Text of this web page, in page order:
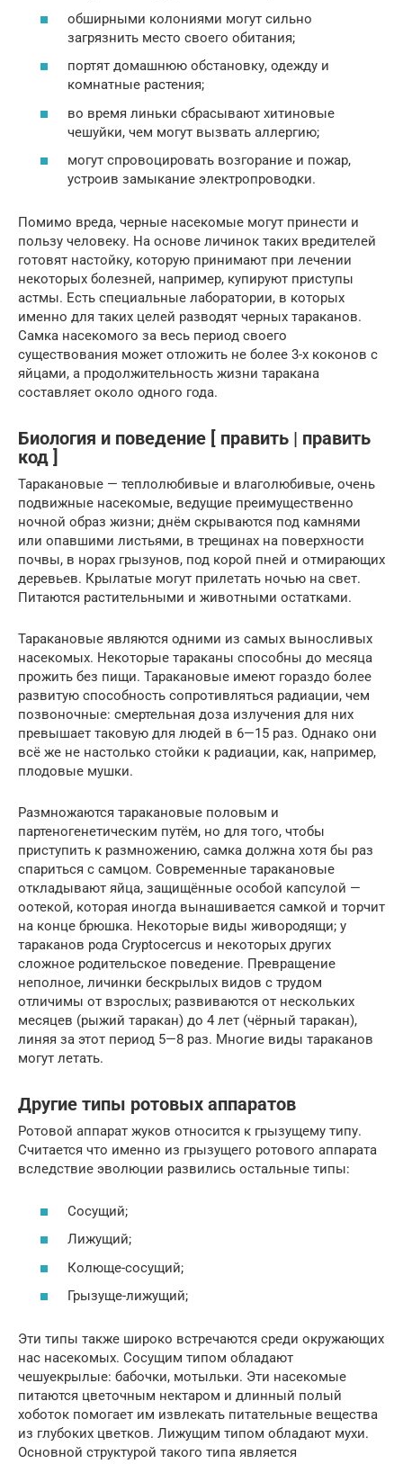
обширными колониями могут сильно
загрязнить место своего обитания;
портят домашнюю обстановку, одежду и
комнатные растения;
во время линьки сбрасывают хитиновые
чешуйки, чем могут вызвать аллергию;
могут спровоцировать возгорание и пожар,
устроив замыкание электропроводки.
Помимо вреда, черные насекомые могут принести и
пользу человеку. На основе личинок таких вредителей
готовят настойку, которую принимают при лечении
некоторых болезней, например, купируют приступы
астмы. Есть специальные лаборатории, в которых
именно для таких целей разводят черных тараканов.
Самка насекомого за весь период своего
существования может отложить не более 3-х коконов с
яйцами, а продолжительность жизни таракана
составляет около одного года.
Биология и поведение [ править | править
код ]
Таракановые — теплолюбивые и влаголюбивые, очень
подвижные насекомые, ведущие преимущественно
ночной образ жизни; днём скрываются под камнями
или опавшими листьями, в трещинах на поверхности
почвы, в норах грызунов, под корой пней и отмирающих
деревьев. Крылатые могут прилетать ночью на свет.
Питаются растительными и животными остатками.
Таракановые являются одними из самых выносливых
насекомых. Некоторые тараканы способны до месяца
прожить без пищи. Таракановые имеют гораздо более
развитую способность сопротивляться радиации, чем
позвоночные: смертельная доза излучения для них
превышает таковую для людей в 6—15 раз. Однако они
всё же не настолько стойки к радиации, как, например,
плодовые мушки.
Размножаются таракановые половым и
партеногенетическим путём, но для того, чтобы
приступить к размножению, самка должна хотя бы раз
спариться с самцом. Современные таракановые
откладывают яйца, защищённые особой капсулой —
оотекой, которая иногда вынашивается самкой и торчит
на конце брюшка. Некоторые виды живородящи; у
тараканов рода Cryptocercus и некоторых других
сложное родительское поведение. Превращение
неполное, личинки бескрылых видов с трудом
отличимы от взрослых; развиваются от нескольких
месяцев (рыжий таракан) до 4 лет (чёрный таракан),
линяя за этот период 5—8 раз. Многие виды тараканов
могут летать.
Другие типы ротовых аппаратов
Ротовой аппарат жуков относится к грызущему типу.
Считается что именно из грызущего ротового аппарата
вследствие эволюции развились остальные типы:
Сосущий;
Лижущий;
Колюще-сосущий;
Грызуще-лижущий;
Эти типы также широко встречаются среди окружающих
нас насекомых. Сосущим типом обладают
чешуекрылые: бабочки, мотыльки. Эти насекомые
питаются цветочным нектаром и длинный полый
хоботок помогает им извлекать питательные вещества
из глубоких цветков. Лижущим типом обладают мухи.
Основной структурой такого типа является